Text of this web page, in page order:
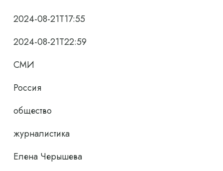
2024-08-21T17:55
2024-08-21T22:59
СМИ
Россия
общество
журналистика
Елена Черышева